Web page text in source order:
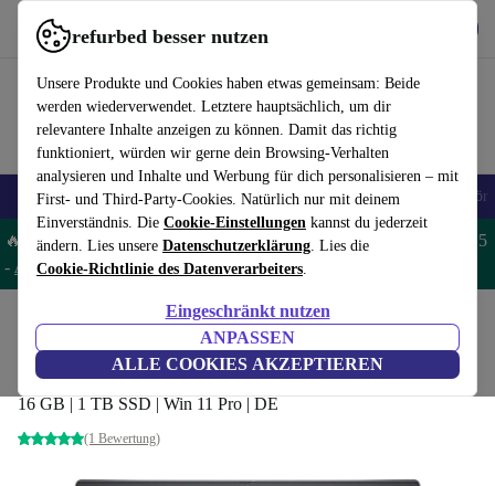
refurbed besser nutzen
Unsere Produkte und Cookies haben etwas gemeinsam: Beide
werden wiederverwendet. Letztere hauptsächlich, um dir
relevantere Inhalte anzeigen zu können. Damit das richtig
funktioniert, würden wir gerne dein Browsing-Verhalten
analysieren und Inhalte und Werbung für dich personalisieren – mit
First- und Third-Party-Cookies. Natürlich nur mit deinem
Einverständnis. Die Cookie-Einstellungen kannst du jederzeit
ändern. Lies unsere Datenschutzerklärung. Lies die
Cookie-Richtlinie des Datenverarbeiters.
Eingeschränkt nutzen
ANPASSEN
ALLE COOKIES AKZEPTIEREN
refurbed schnell und einfach nutzen
🎒 Back to school Handys Laptops Tablets Smartwatches Zubehör
🔥 Spare 5% EXTRA auf MacBooks und iPads – Code: MACPAD5
- AGB
Laptops Dell Laptops
Dell Latitude 5530 | i7-1270P | 15.6"
16 GB | 1 TB SSD | Win 11 Pro | DE
(1 Bewertung)